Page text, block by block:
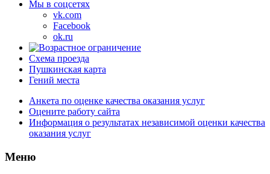
Мы в соцсетях
vk.com
Facebook
ok.ru
Схема проезда
Пушкинская карта
Гений места
Анкета по оценке качества оказания услуг
Оцените работу сайта
Информация о результатах независимой оценки качества
оказания услуг
Меню